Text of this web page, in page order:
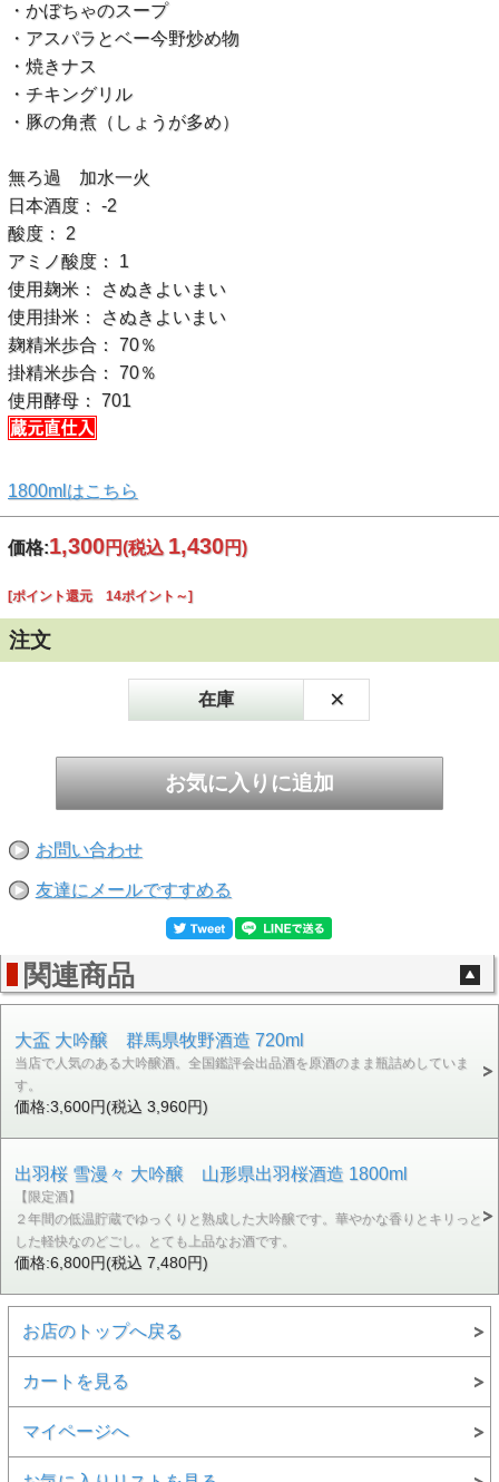
・かぼちゃのスープ
・アスパラとベー今野炒め物
・焼きナス
・チキングリル
・豚の角煮（しょうが多め）
無ろ過 加水一火
日本酒度： -2
酸度： 2
アミノ酸度： 1
使用麹米： さぬきよいまい
使用掛米： さぬきよいまい
麹精米歩合： 70％
掛精米歩合： 70％
使用酵母： 701
1800mlはこちら
価格:1,300円(税込 1,430円)
[ポイント還元 14ポイント～]
注文
在庫 ×
お問い合わせ
友達にメールですすめる
関連商品
大盃 大吟醸 群馬県牧野酒造 720ml
当店で人気のある大吟醸酒。全国鑑評会出品酒を原酒のまま瓶詰めしていま
す。
価格:3,600円(税込 3,960円)
出羽桜 雪漫々 大吟醸 山形県出羽桜酒造 1800ml
【限定酒】
２年間の低温貯蔵でゆっくりと熟成した大吟醸です。華やかな香りとキリっと
した軽快なのどごし。とても上品なお酒です。
価格:6,800円(税込 7,480円)
お店のトップへ戻る
カートを見る
マイページへ